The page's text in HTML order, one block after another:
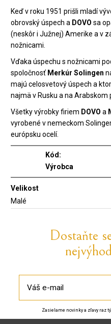
Keď v roku 1951 prišli mladí
obrovský úspech a DOVO sa
(neskôr i Južnej) Amerike a v
nožnicami.
Vďaka úspechu s nožnicami
spoločnosť Merkúr Solingen
majú celosvetový úspech a
najmä v Rusku a na Arabskom
Všetky výrobky firiem DOVO a
vyrobené v nemeckom
európsku ocelí.
Kód:
Výrobca
Velikost
Malé
Dostaňte
Zasielame novinky a zľavy raz